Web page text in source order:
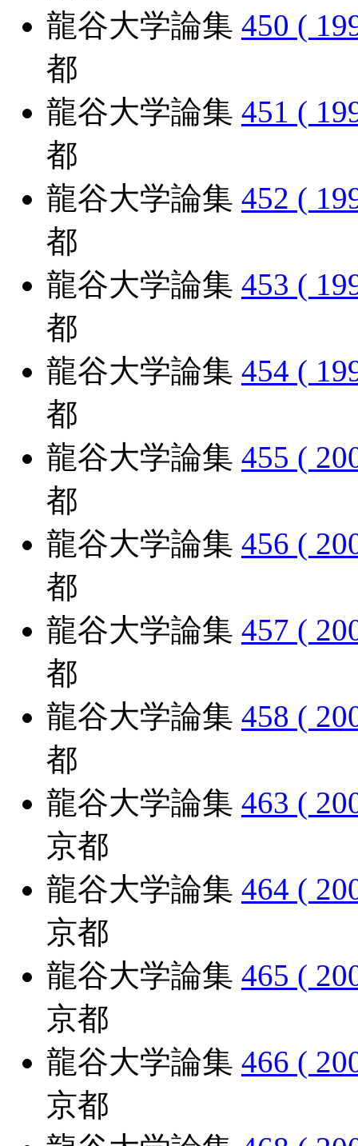
龍谷大学論集 450 (
都
龍谷大学論集 451 (
都
龍谷大学論集 452 (
都
龍谷大学論集 453 (
都
龍谷大学論集 454 (
都
龍谷大学論集 455 (
都
龍谷大学論集 456 (
都
龍谷大学論集 457 (
都
龍谷大学論集 458 (
都
龍谷大学論集 463 (
京都
龍谷大学論集 464 (
京都
龍谷大学論集 465 (
京都
龍谷大学論集 466 (
京都